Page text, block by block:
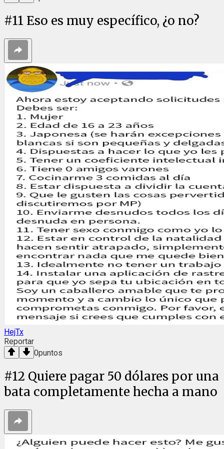
#11 Eso es muy específico, ¿o no?
HejTx
Reportar
0puntos
#12 Quiere pagar 50 dólares por una
bata completamente hecha a mano